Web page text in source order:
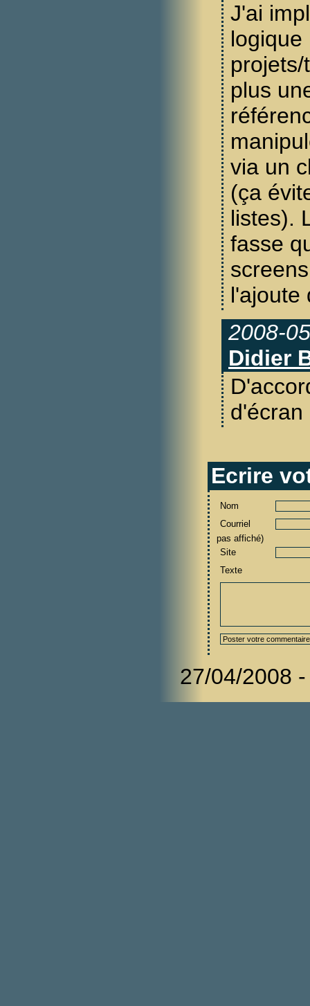
J'ai
logique
plus
via un
(ça
listes).
fasse
l'ajoute
2008-
Didier
d'écran
Ecrire
Nom
Courriel
pas affiché)
Site
Texte
27/04/2008